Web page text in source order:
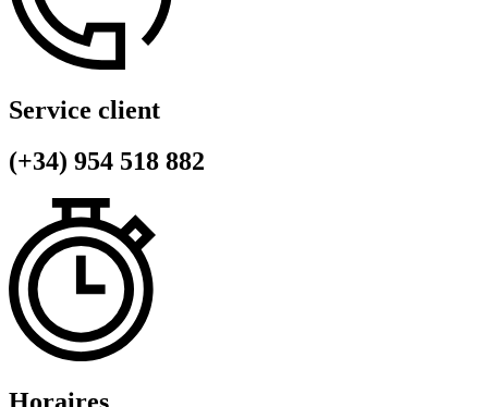
Service client
(+34) 954 518 882